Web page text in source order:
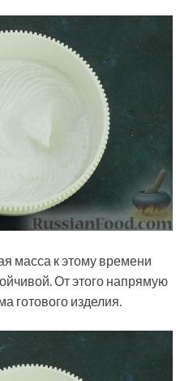
масса к этому времени
От этого напрямую
готового изделия.